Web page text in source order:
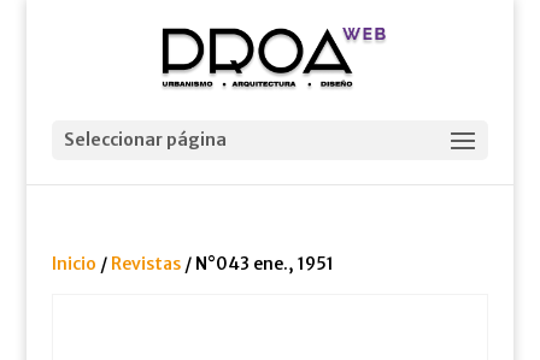
Seleccionar página
Inicio / Revistas/ N°043 ene., 1951